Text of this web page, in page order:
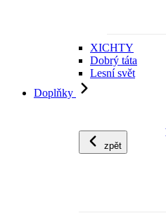
XICHTY
Dobrý táta
Lesní svět
Doplňky
zpět